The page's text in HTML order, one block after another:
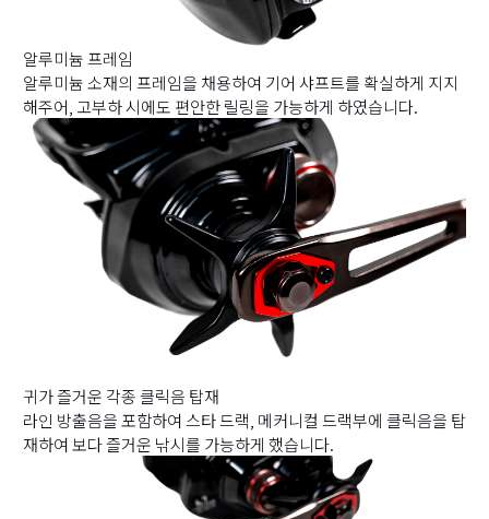
알루미늄 프레임
알루미늄 소재의 프레임을 채용하여 기어 샤프트를 확실하게 지지
해주어, 고부하 시에도 편안한 릴링을 가능하게 하였습니다.
귀가 즐거운 각종 클릭음 탑재
라인 방출음을 포함하여 스타 드랙, 메커니컬 드랙부에 클릭음을 탑
재하여 보다 즐거운 낚시를 가능하게 했습니다.